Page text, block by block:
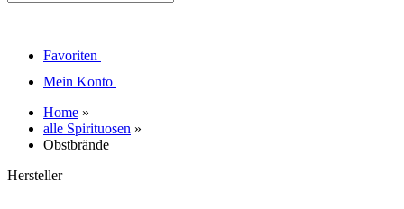
Favoriten
Mein Konto
Home »
alle Spirituosen »
Obstbrände
Hersteller